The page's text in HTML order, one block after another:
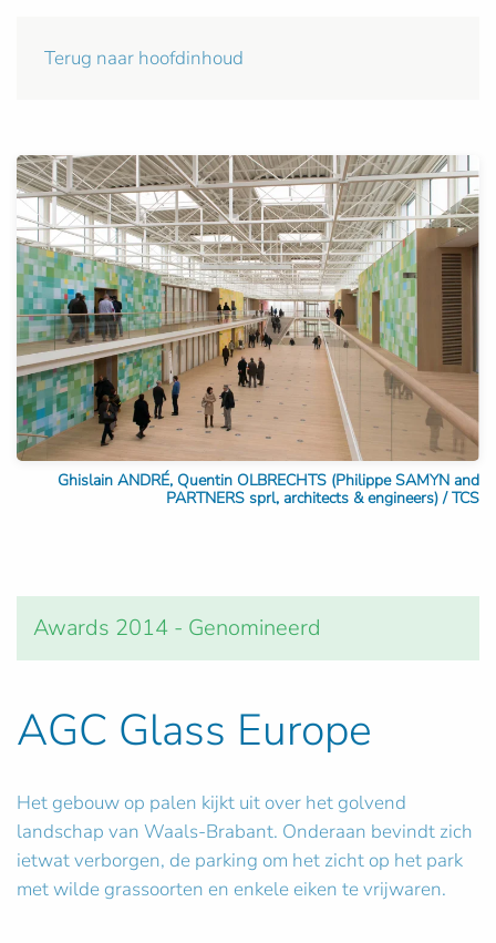
Terug naar hoofdinhoud
Ghislain ANDRÉ, Quentin OLBRECHTS (Philippe SAMYN and
PARTNERS sprl, architects & engineers) / TCS
Awards 2014 - Genomineerd
AGC Glass Europe
Het gebouw op palen kijkt uit over het golvend
landschap van Waals-Brabant. Onderaan bevindt zich
ietwat verborgen, de parking om het zicht op het park
met wilde grassoorten en enkele eiken te vrijwaren.